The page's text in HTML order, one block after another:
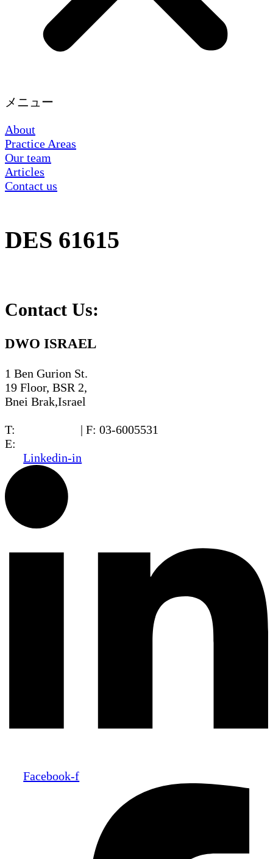
メニュー
About
Practice Areas
Our team
Articles
Contact us
DES 61615
Contact Us:
DWO ISRAEL
1 Ben Gurion St.
19 Floor, BSR 2,
Bnei Brak,Israel
T:
| F: 03-6005531
E:
Linkedin-in
Facebook-f